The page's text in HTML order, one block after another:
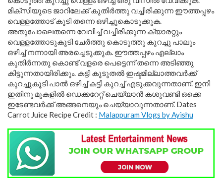
മിക്സിയുടെ ജാറിലേക്ക് കുതിർത്തു വച്ചിരിക്കുന്ന ഈത്തപ്പഴം
വെള്ളത്തോട് കൂടി തന്നെ ഒഴിച്ചുകൊടുക്കുക.
അതുപോലെതന്നെ വേവിച്ച് വച്ചിരിക്കുന്ന ക്യാരറ്റും
വെള്ളത്തോടുകൂടി ചേർത്തു കൊടുത്തു കുറച്ചു പാലും
ഒഴിച്ച് നന്നായി അരച്ചെടുക്കുക. ഈത്തപ്പഴം എല്ലാം
കുതിർന്നതു കൊണ്ട് വളരെ പെട്ടെന്ന് തന്നെ അടിഞ്ഞു
കിട്ടുന്നതായിരിക്കും. കട്ടി കൂടുതൽ ഇഷ്ടമില്ലാത്തവർക്ക്
കുറച്ചുകൂടി പാൽ ഒഴിച്ച് കട്ടി കുറച്ച് എടുക്കവുന്നതാണ്. ഇനി
ഇതിനു മുകളിൽ ഡെക്കറേറ്റ് ചെയ്യാൻ കശുവണ്ടി ഒക്കെ
ഇടേണ്ടവർക്ക് അങ്ങനെയും ചെയ്യാവുന്നതാണ്. Dates
Carrot Juice Recipe Credit : Malappuram Vlogs by Ayishu